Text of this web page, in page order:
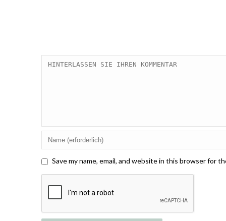
Save my name, email, and website in this browser for